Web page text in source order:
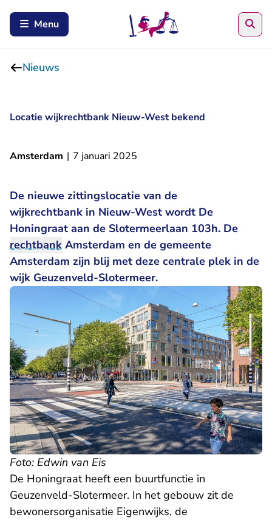
Menu
Nieuws
Locatie wijkrechtbank Nieuw-West bekend
Amsterdam | 7 januari 2025
De nieuwe zittingslocatie van de
wijkrechtbank in Nieuw-West wordt De
Honingraat aan de Slotermeerlaan 103h. De
rechtbank Amsterdam en de gemeente
Amsterdam zijn blij met deze centrale plek in de
wijk Geuzenveld-Slotermeer.
Foto: Edwin van Eis
De Honingraat heeft een buurtfunctie in
Geuzenveld-Slotermeer. In het gebouw zit de
bewonersorganisatie Eigenwijks, de